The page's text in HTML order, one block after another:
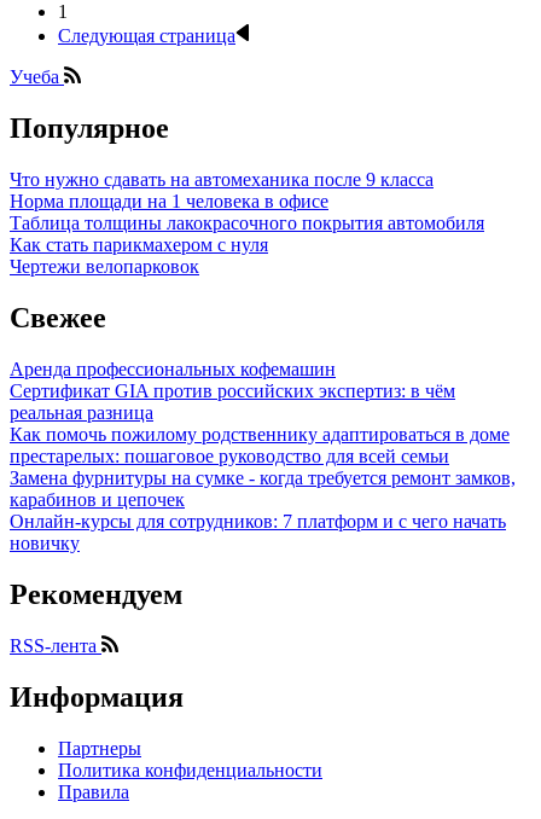
1
Следующая страница
Учеба
Популярное
Что нужно сдавать на автомеханика после 9 класса
Норма площади на 1 человека в офисе
Таблица толщины лакокрасочного покрытия автомобиля
Как стать парикмахером с нуля
Чертежи велопарковок
Свежее
Аренда профессиональных кофемашин
Сертификат GIA против российских экспертиз: в чём
реальная разница
Как помочь пожилому родственнику адаптироваться в доме
престарелых: пошаговое руководство для всей семьи
Замена фурнитуры на сумке - когда требуется ремонт замков,
карабинов и цепочек
Онлайн-курсы для сотрудников: 7 платформ и с чего начать
новичку
Рекомендуем
RSS-лента
Информация
Партнеры
Политика конфиденциальности
Правила